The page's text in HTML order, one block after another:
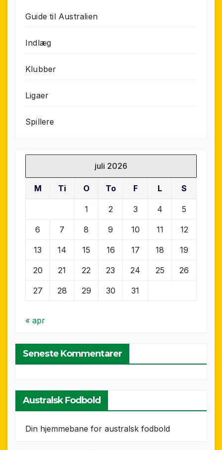
Guide til Australien
Indlæg
Klubber
Ligaer
Spillere
juli 2026
M Ti O To F L S
1 2 3 4 5
6 7 8 9 10 11 12
13 14 15 16 17 18 19
20 21 22 23 24 25 26
27 28 29 30 31
« apr
Seneste Kommentarer
Australsk Fodbold
Din hjemmebane for australsk fodbold